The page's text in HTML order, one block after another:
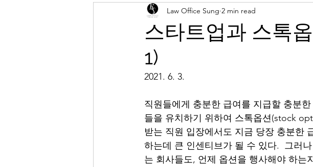
스타트업과 스톡
1)
Law Office Sung 2 min read
2021. 6. 3.
직원들에게 충분한 급여를 지급할 충분
들을 유치하기 위하여 스톡옵션(stock
받는 직원 입장에서도 지금 당장 충분한
하는데 큰 인센티브가 될 수 있다.  그러
는 회사들도, 언제 옵션을 행사해야 하는